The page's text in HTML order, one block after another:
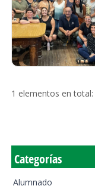
1 elementos en total:
Categorías
Alumnado